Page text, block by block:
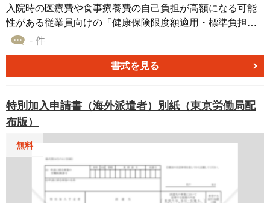
入院時の医療費や食事療養費の自己負担が高額になる可能
性がある従業員向けの「健康保険限度額適用・標準負担額
減額認定申請書」です。直接入力可能なPDFファイルのた
パーレス運用にも対応しやすい形式です。 ■健康保険限度
額適用・標準負担額減額認定申請書とは 協会けんぽ加入者
方について、医療機関の窓口負担を自己負担限度額までに
抑え、入院時の食事等の標準負担額を減額してもらうため
の認定を求める申請書です。認定を受けることで、医療機
関窓口での支払いがあらかじめ軽減され、後から高額療養
費の払い戻しを待たずに済むなど、家計の一時的な負担を
抑える効果が期待できます。また、70歳未満の低所得者以
外の方は対象外・別様式での申請となる点にご注意くださ
- 件
書式を見る
特別加入申請書（海外派遣者）別紙（東京労働局配
布版）
無料